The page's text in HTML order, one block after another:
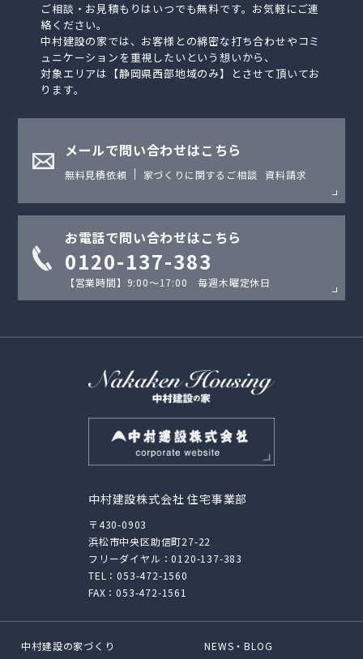
ご相談・お見積もりはいつでも無料です。お気軽にご連
絡ください。
中村建設の家では、お客様との綿密な打ち合わせやコミ
ュニケーションを重視したいという想いから、
対象エリアは【静岡県西部地域のみ】とさせて頂いてお
ります。
メールで問い合わせはこちら
無料見積依頼 家づくりに関するご相談 資料請求
お電話で問い合わせはこちら
0120-137-383
【営業時間】9:00〜17:00 毎週木曜定休日
中村建設株式会社 住宅事業部
〒430-0903
浜松市中央区助信町27-22
フリーダイヤル：0120-137-383
TEL：053-472-1560
FAX：053-472-1561
中村建設の家づくり
NEWS・BLOG